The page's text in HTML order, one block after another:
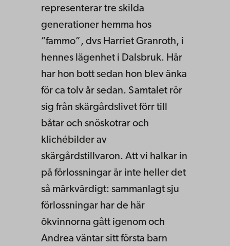
representerar tre skilda
generationer hemma hos
”fammo”, dvs Harriet Granroth, i
hennes lägenhet i Dalsbruk. Här
har hon bott sedan hon blev änka
för ca tolv år sedan. Samtalet rör
sig från skärgårdslivet förr till
båtar och snöskotrar och
klichébilder av
skärgårdstillvaron. Att vi halkar in
på förlossningar är inte heller det
så märkvärdigt: sammanlagt sju
förlossningar har de här
ökvinnorna gått igenom och
Andrea väntar sitt första barn